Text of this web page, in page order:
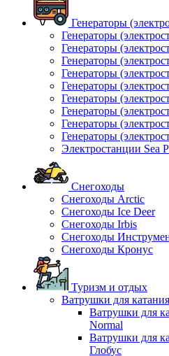
Генераторы
Генераторы
Генераторы
Генераторы
Генераторы
Генераторы
Генераторы
Генераторы
Генераторы
Генераторы
Электростанции Sea
Снегоходы
Снегоходы Arctic
Снегоходы Ice Deer
Снегоходы Irbis
Снегоходы
Снегоходы Кронус
Туризм и отдых
Ватрушки для
Ватрушки для
Normal
Ватрушки для
Глобус